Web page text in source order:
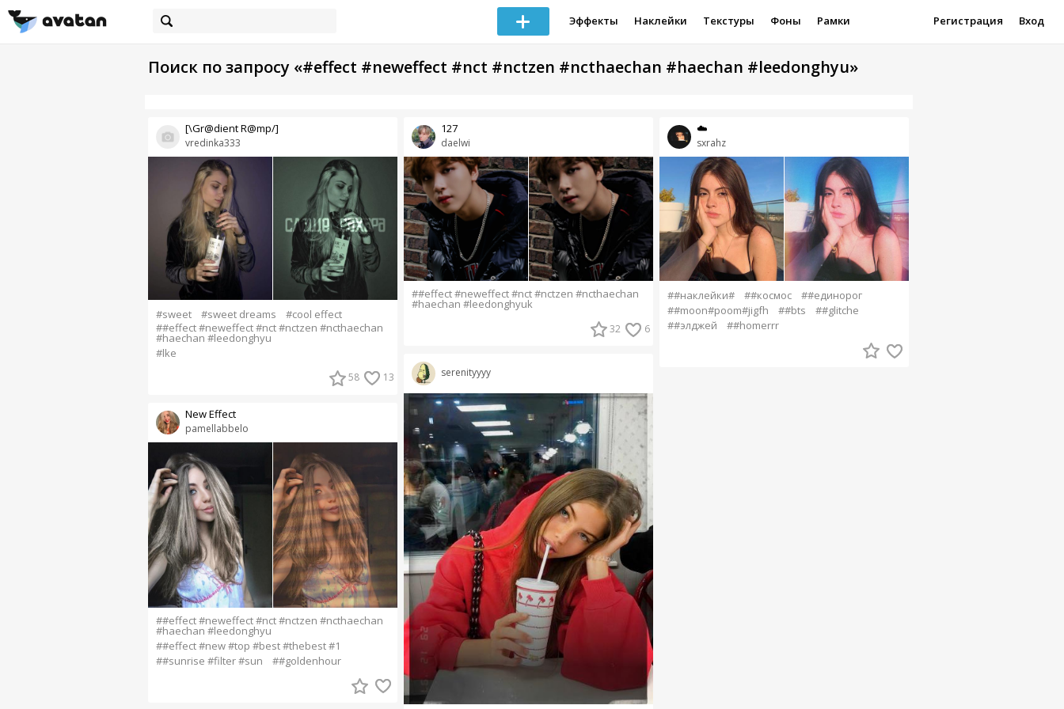
Эффекты Наклейки Текстуры Фоны Рамки Регистрация Вход
Поиск по запросу «#effect #neweffect #nct #nctzen #ncthaechan #haechan #leedonghyu»
vredinka333
[\Gr@dient R@mp/]
#sweet #sweet dreams
#cool effect
##effect #neweffect #nct #nctzen #ncthaechan
#haechan #leedonghyu
#lke
58 13
pamellabbelo
New Effect
##effect #neweffect #nct #nctzen #ncthaechan
#haechan #leedonghyu
##effect #new #top #best #thebest #1
##sunrise #filter #sun
##goldenhour
daelwi
127
##effect #neweffect #nct #nctzen #ncthaechan
#haechan #leedonghyuk
32 6
serenityyyy
sxrahz
☁️
##наклейки# ##космос
##единорог
##moon#poom#jigfh
##bts
##glitche
##элджей
##homerrr